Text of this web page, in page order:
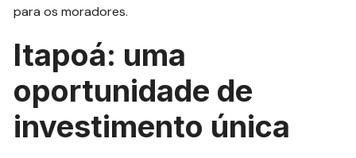
para os moradores.
Itapoá: uma
oportunidade de
investimento única